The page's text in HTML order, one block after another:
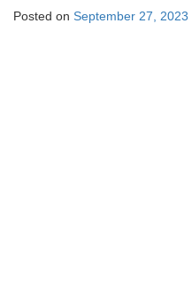
Posted on September 27, 2023